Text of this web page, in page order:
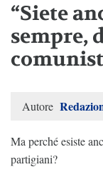
“Siete
sempre,
Autore
Ma perché esiste
partigiani?